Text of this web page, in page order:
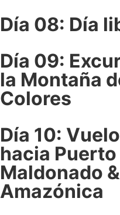
Día 08: Día
Día 09:
la Montaña
Colores
Día 10:
hacia Puerto
Maldonado
Amazónica